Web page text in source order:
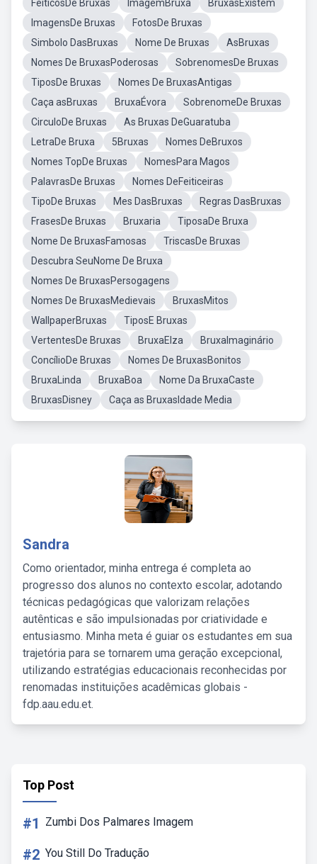
FeiticosDe Bruxas ImagemBruxa
BruxasExistem
ImagensDe Bruxas
FotosDe Bruxas
Simbolo DasBruxas
Nome De Bruxas
AsBruxas
Nomes De BruxasPoderosas
SobrenomesDe Bruxas
TiposDe Bruxas
Nomes De BruxasAntigas
Caça asBruxas
BruxaÉvora
SobrenomeDe Bruxas
CirculoDe Bruxas
As Bruxas DeGuaratuba
LetraDe Bruxa
5Bruxas
Nomes DeBruxos
Nomes TopDe Bruxas
NomesPara Magos
PalavrasDe Bruxas
Nomes DeFeiticeiras
TipoDe Bruxas
Mes DasBruxas
Regras DasBruxas
FrasesDe Bruxas
Bruxaria
TiposaDe Bruxa
Nome De BruxasFamosas
TriscasDe Bruxas
Descubra SeuNome De Bruxa
Nomes De BruxasPersogagens
Nomes De BruxasMedievais
BruxasMitos
WallpaperBruxas
TiposE Bruxas
VertentesDe Bruxas
BruxaElza
BruxaImaginário
ConcílioDe Bruxas
Nomes De BruxasBonitos
BruxaLinda
BruxaBoa
Nome Da BruxaCaste
BruxasDisney
Caça as BruxasIdade Media
Sandra
Como orientador, minha entrega é completa ao
progresso dos alunos no contexto escolar, adotando
técnicas pedagógicas que valorizam relações
autênticas e são impulsionadas por criatividade e
entusiasmo. Minha meta é guiar os estudantes em sua
trajetória para se tornarem uma geração excepcional,
utilizando estratégias educacionais reconhecidas por
renomadas instituições acadêmicas globais -
fdp.aau.edu.et.
Top Post
#1 Zumbi Dos Palmares Imagem
#2 You Still Do Tradução